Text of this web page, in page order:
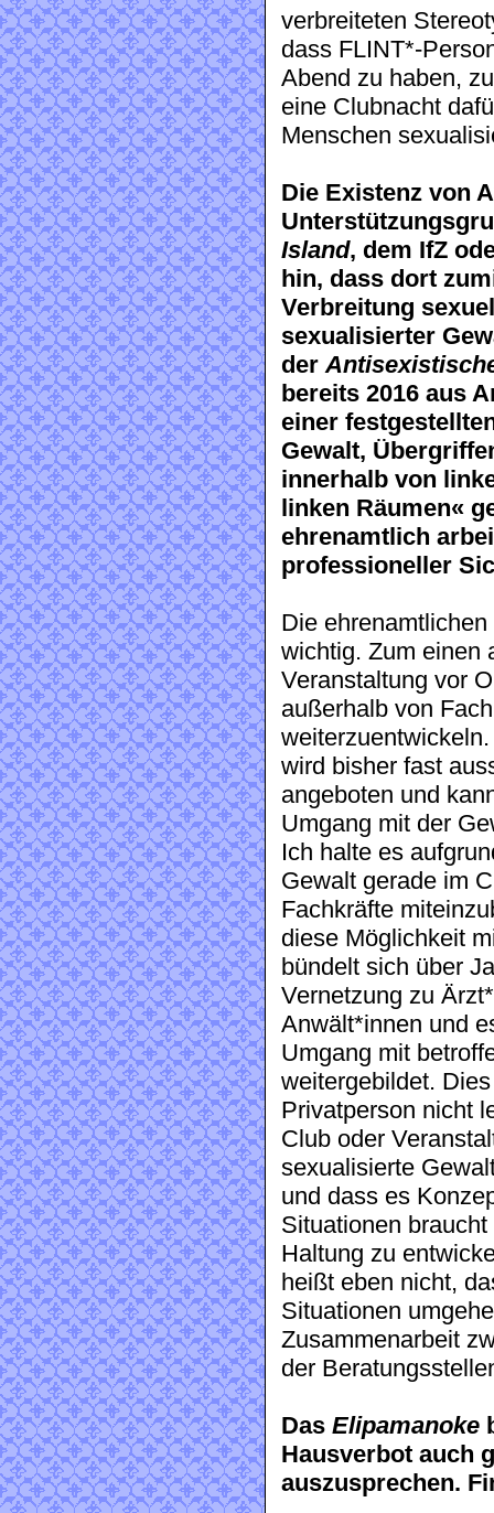
verbreiteten
dass FLINT*-
Abend zu haben,
eine Clubnacht
Menschen
Die Existenz von
Island, dem IfZ
hin, dass dort
Verbreitung
sexualisierter
der
bereits 2016 aus
einer
Gewalt,
innerhalb von
linken Räumen«
ehrenamtlich
professioneller
Die
wichtig. Zum einen
Veranstaltung vor
außerhalb von
wird bisher fast
angeboten und
Umgang mit der
Ich halte es
Gewalt gerade im
Fachkräfte
diese Möglichkeit
bündelt sich über
Vernetzung zu
Anwält*innen und
Umgang mit
weitergebildet.
Privatperson nicht
Club oder
sexualisierte
und dass es
Situationen
Haltung zu
heißt eben nicht,
Situationen
Zusammenarbeit
der
Das Elipamanoke
Hausverbot auch
auszusprechen.